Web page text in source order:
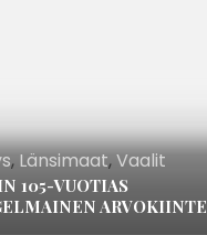
, Länsimaat,Vaalit
105-VUOTIAS